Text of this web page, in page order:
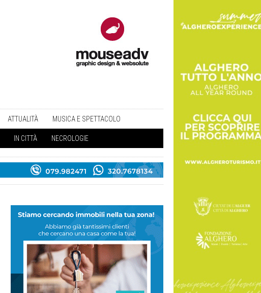
ATTUALITÀ MUSICA E SPETTACOLO
IN CITTÀ NECROLOGIE